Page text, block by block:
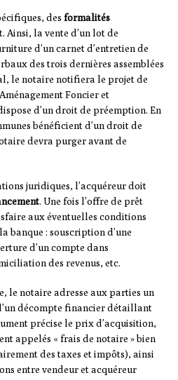
des formalités
Ainsi, la vente d’un lot de
d’un carnet d’entretien de
des trois dernières assemblées
le notaire notifiera le projet de
Foncier et
d’un droit de préemption. En
bénéficient d’un droit de
devra purger avant de
juridiques, l’acquéreur doit
. Une fois l’offre de prêt
aux éventuelles conditions
banque : souscription d’une
d’un compte dans
des revenus, etc.
le notaire adresse aux parties un
décompte financier détaillant
précise le prix d’acquisition,
appelés « frais de notaire » bien
des taxes et impôts), ainsi
entre vendeur et acquéreur